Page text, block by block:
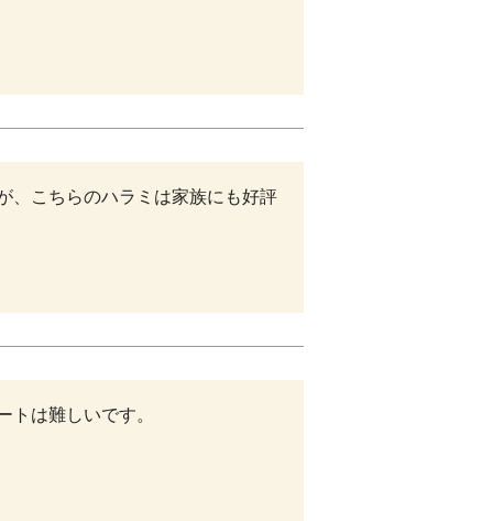
、こちらのハラミは家族にも好評
は難しいです。